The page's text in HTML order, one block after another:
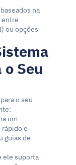
na
entre
ou opções
Seu
o seu
um
e
guias de
ele suporta